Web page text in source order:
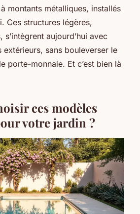
montants métalliques, installés
Ces structures légères,
aujourd’hui avec
extérieurs, sans bouleverser le
porte-monnaie. Et c’est bien là
ces modèles
votre jardin ?